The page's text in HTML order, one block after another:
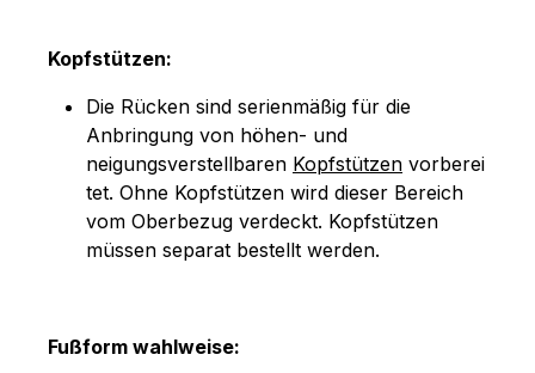
Kopfstützen:
Die Rücken sind serienmäßig für die
Anbringung von höhen- und
neigungsverstellbaren Kopfstützen vorberei
tet. Ohne Kopfstützen wird dieser Bereich
vom Oberbezug verdeckt. Kopfstützen
müssen separat bestellt werden.
Fußform wahlweise: